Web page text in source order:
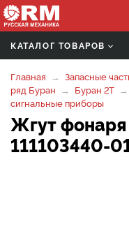
КАТАЛОГ ТОВАРОВ
Главная Запасные
ряд Буран
Буран 2Т
сигнальные приборы
Жгут фонаря
111103440-